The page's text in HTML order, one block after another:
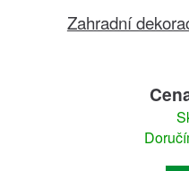
Zahradní